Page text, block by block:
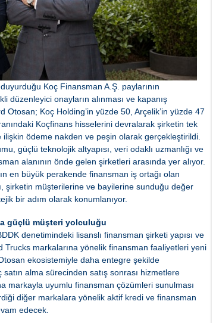
Koç Finansman A.Ş. paylarının
düzenleyici onayların alınması ve kapanış
Otosan; Koç Holding’in yüzde 50, Arçelik’in yüzde 47
Koçfinans hisselerini devralarak şirketin tek
ödeme nakden ve peşin olarak gerçekleştirildi.
güçlü teknolojik altyapısı, veri odaklı uzmanlığı ve
alanının önde gelen şirketleri arasında yer alıyor.
en büyük perakende finansman iş ortağı olan
şirketin müşterilerine ve bayilerine sunduğu değer
bir adım olarak konumlanıyor.
güçlü müşteri yolculuğu
denetimindeki lisanslı finansman şirketi yapısı ve
markalarına yönelik finansman faaliyetleri yeni
ekosistemiyle daha entegre şekilde
alma sürecinden satış sonrası hizmetlere
markayla uyumlu finansman çözümleri sunulması
diğer markalara yönelik aktif kredi ve finansman
edecek.